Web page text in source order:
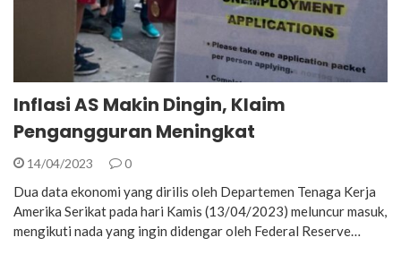
Inflasi AS Makin Dingin, Klaim
Pengangguran Meningkat
14/04/2023 0
Dua data ekonomi yang dirilis oleh Departemen Tenaga Kerja
Amerika Serikat pada hari Kamis (13/04/2023) meluncur masuk,
mengikuti nada yang ingin didengar oleh Federal Reserve…